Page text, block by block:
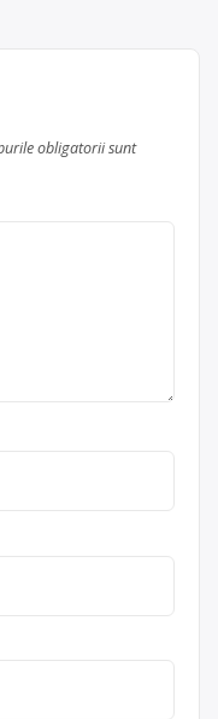
obligatorii sunt